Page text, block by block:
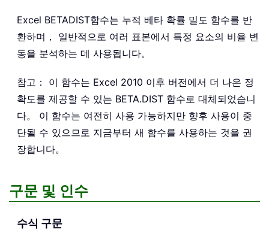
Excel BETADIST함수는 누적 베타 확률 밀도 함수를 반
환하며， 일반적으로 여러 표본에서 특정 요소의 비율 변
동을 분석하는 데 사용됩니다。
참고： 이 함수는 Excel 2010 이후 버전에서 더 나은 정
확도를 제공할 수 있는 BETA.DIST 함수로 대체되었습니
다。 이 함수는 여전히 사용 가능하지만 향후 사용이 중
단될 수 있으므로 지금부터 새 함수를 사용하는 것을 권
장합니다。
구문 및 인수
수식 구문